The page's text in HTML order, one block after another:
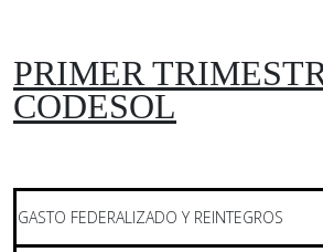
PRIMER
CODESOL
GASTO FEDERALIZADO Y REINTEGROS